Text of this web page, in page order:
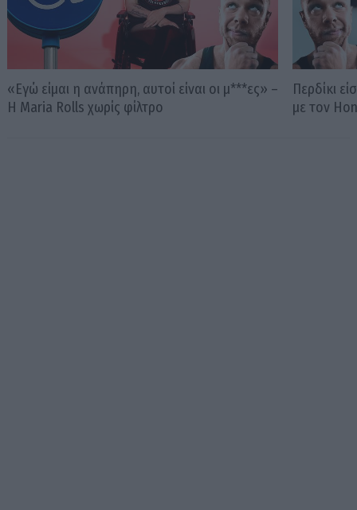
«Εγώ είμαι η ανάπηρη, αυτοί είναι οι μ***ες» –
Η Maria Rolls χωρίς φίλτρο
Περδίκι
με τον